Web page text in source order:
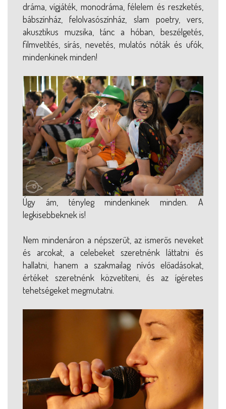
dráma, vígjáték, monodráma, félelem és reszketés,
bábszínház, felolvasószínház, slam poetry, vers,
akusztikus muzsika, tánc a hóban, beszélgetés,
filmvetítés, sírás, nevetés, mulatós nóták és ufók,
mindenkinek minden!
Úgy ám, tényleg mindenkinek minden. A
legkisebbeknek is!
Nem mindenáron a népszerűt, az ismerős neveket
és arcokat, a celebeket szeretnénk láttatni és
hallatni, hanem a szakmailag nívós előadásokat,
értéket szeretnénk közvetíteni, és az ígéretes
tehetségeket megmutatni.